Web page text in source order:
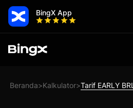
BingX App
Beranda>Kalkulator>Tarif EARLY BRL